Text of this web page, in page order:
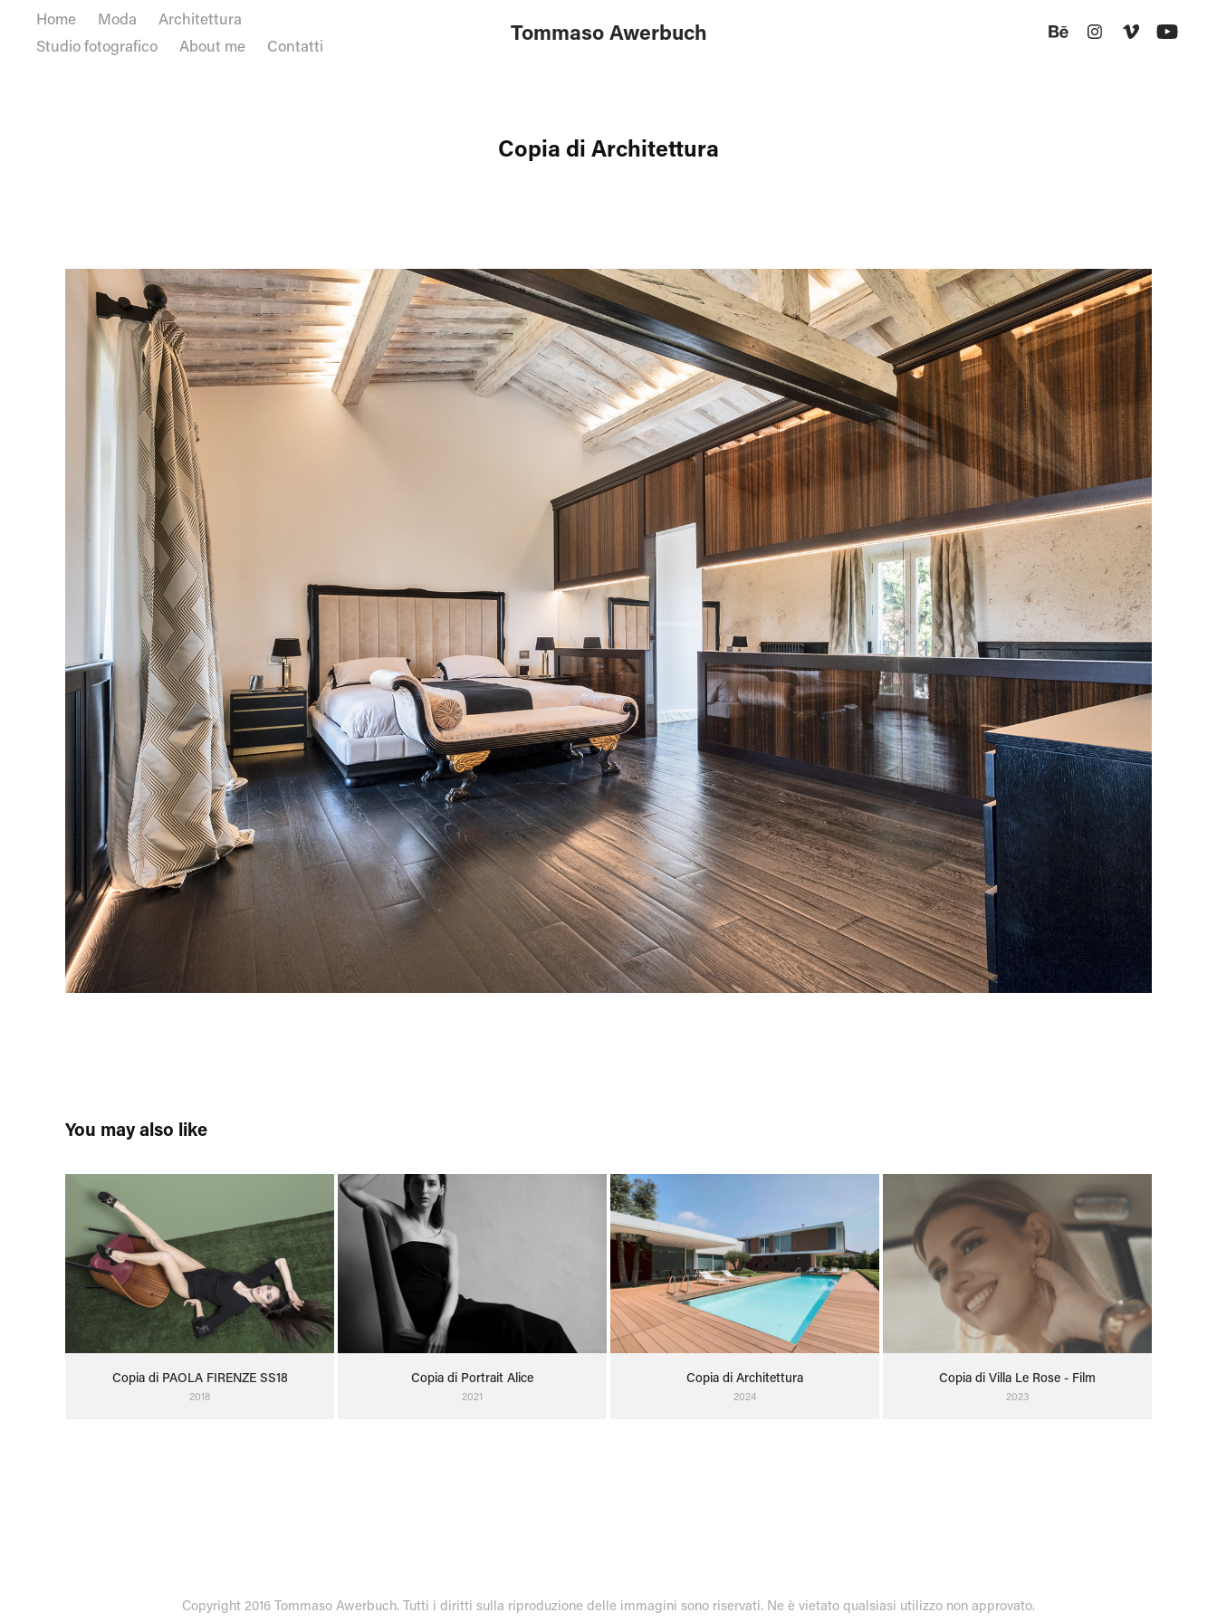
Home Moda
Architettura
Studio fotografico
About me Contatti Tommaso Awerbuch
Copia di Architettura
You may also like
Copia di PAOLA FIRENZE SS18
2018
Copia di Portrait Alice
2021
Copia di Architettura
2024
Copia di Villa Le Rose - Film
2023
Copyright 2016 Tommaso Awerbuch. Tutti i diritti sulla riproduzione delle immagini sono riservati. Ne è vietato qualsiasi utilizzo non approvato.